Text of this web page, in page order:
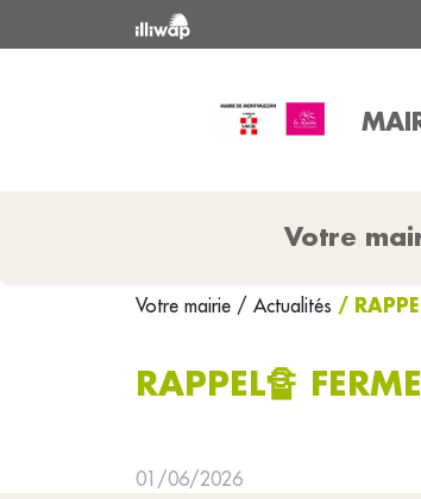
Votre
Votre mairie / Actualités /
RAPPEL🔏
01/06/2026